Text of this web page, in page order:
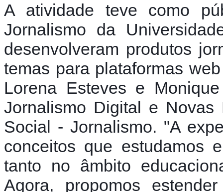
A atividade teve como
Jornalismo da
desenvolveram produtos
temas para plataformas
Lorena Esteves e
Jornalismo Digital e
Social - Jornalismo. "A
conceitos que estudamos
tanto no âmbito
Agora, propomos